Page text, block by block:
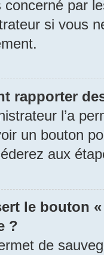
concerné par
si vous
rapporter
l’a
un bouton
aux
le bouton
?
de